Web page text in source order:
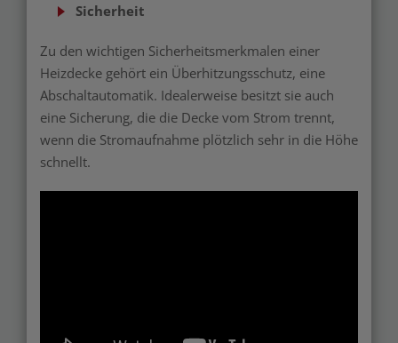
Sicherheit
Zu den wichtigen Sicherheitsmerkmalen einer
Heizdecke gehört ein Überhitzungsschutz, eine
Abschaltautomatik. Idealerweise besitzt sie auch
eine Sicherung, die die Decke vom Strom trennt,
wenn die Stromaufnahme plötzlich sehr in die Höhe
schnellt.